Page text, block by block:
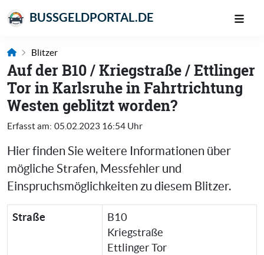
BUSSGELDPORTAL.DE
Blitzer
Auf der B10 / Kriegstraße / Ettlinger
Tor in Karlsruhe in Fahrtrichtung
Westen geblitzt worden?
Erfasst am: 05.02.2023 16:54 Uhr
Hier finden Sie weitere Informationen über
mögliche Strafen, Messfehler und
Einspruchsmöglichkeiten zu diesem Blitzer.
Straße
B10
Kriegstraße
Ettlinger Tor